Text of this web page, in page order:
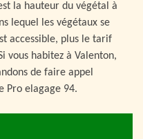
la hauteur du végétal à
lequel les végétaux se
accessible, plus le tarif
vous habitez à Valenton,
de faire appel
Pro elagage 94.